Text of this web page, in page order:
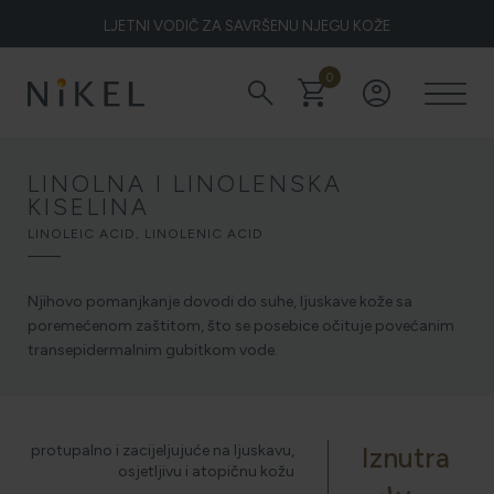
LJETNI VODIČ ZA SAVRŠENU NJEGU KOŽE
ŽELITE LI BLISTAVU KOŽU PODARITE JOJ SMILJE
NIKEL HEROJ PRIRODE
VRATITI SVJEŽINU)
search shopping_cart0 account_circle
LINOLNA I LINOLENSKA
KISELINA
LINOLEIC ACID, LINOLENIC ACID
Njihovo pomanjkanje dovodi do suhe, ljuskave kože sa
poremećenom zaštitom, što se posebice očituje povećanim
transepidermalnim gubitkom vode.
protupalno i zacijeljujuće na ljuskavu,
osjetljivu i atopičnu kožu
Iznutra